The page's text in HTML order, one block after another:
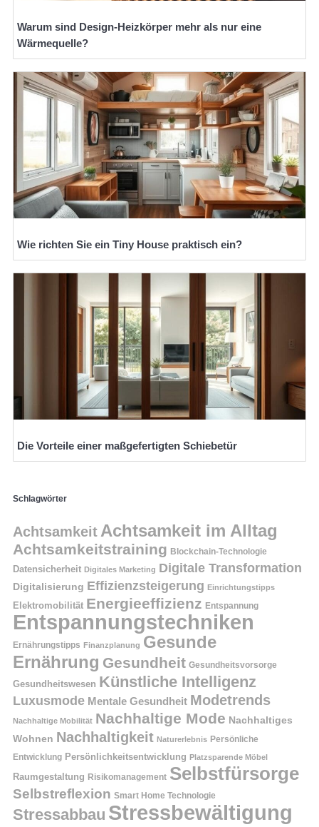
Warum sind Design-Heizkörper mehr als nur eine
Wärmequelle?
Wie richten Sie ein Tiny House praktisch ein?
Die Vorteile einer maßgefertigten Schiebetür
Schlagwörter
Achtsamkeit Achtsamkeit im Alltag
Achtsamkeitstraining Blockchain-Technologie
Datensicherheit Digitales Marketing Digitale Transformation
Digitalisierung Effizienzsteigerung Einrichtungstipps
Elektromobilität Energieeffizienz Entspannung
Entspannungstechniken
Ernährungstipps Finanzplanung Gesunde
Ernährung Gesundheit Gesundheitsvorsorge
Gesundheitswesen Künstliche Intelligenz
Luxusmode Mentale Gesundheit Modetrends
Nachhaltige Mobilität Nachhaltige Mode Nachhaltiges
Wohnen Nachhaltigkeit Naturerlebnis Persönliche
Entwicklung Persönlichkeitsentwicklung Platzsparende Möbel
Raumgestaltung Risikomanagement Selbstfürsorge
Selbstreflexion Smart Home Technologie
Stressabbau Stressbewältigung